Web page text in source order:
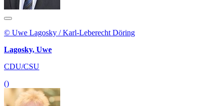
© Uwe Lagosky / Karl-Leberecht Döring
Lagosky, Uwe
CDU/CSU
()